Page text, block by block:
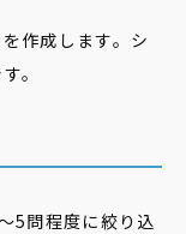
作成します。シ
。
5問程度に絞り込